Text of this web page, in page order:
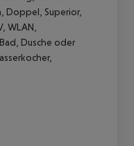
Doppel, Superior,
WLAN,
Dusche oder